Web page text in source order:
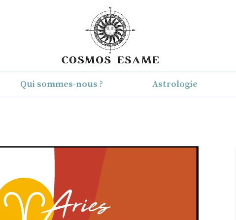
Qui sommes-nous ? Astrologie